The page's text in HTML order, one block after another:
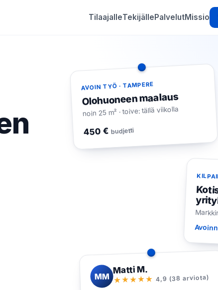
TilaajalleTekijällePalvelutMissio
AVOIN TYÖ · TAMPERE
Olohuoneen maalaus
noin 25 m² · toive: tällä viikolla
450 € budjetti
MM
Matti M.
★★★★★ 4,9 (38 arviota)